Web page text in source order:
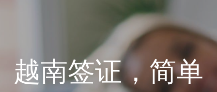
越南签证，简单